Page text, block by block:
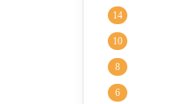
14
10
8
6